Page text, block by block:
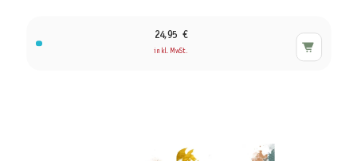
24,95 €
inkl. MwSt.